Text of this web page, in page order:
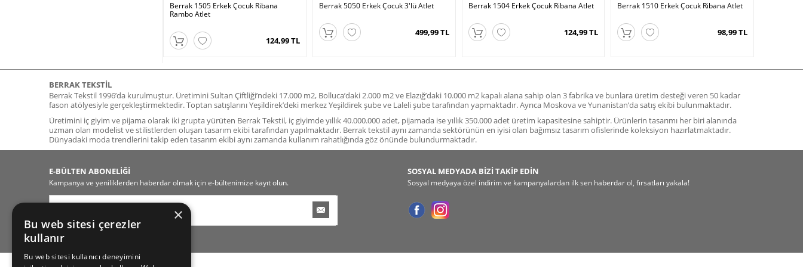
Berrak 1505 Erkek Çocuk Ribana
Rambo Atlet
124,99 TL
Berrak 5050 Erkek Çocuk 3'lü Atlet
499,99 TL
Berrak 1504 Erkek Çocuk Ribana Atlet
124,99 TL
Berrak 1510 Erkek Çocuk Ribana Atlet
98,99 TL
BERRAK TEKSTIL
Berrak Tekstil 1996’da kurulmuştur. Üretimini Sultan Çiftliği’ndeki 17.000 m2, Bolluca’daki 2.000 m2 ve Elazığ’daki 10.000 m2 kapalı alana sahip olan 3 fabrika ve bunlara üretim desteği veren 50 kadar
fason atölyesiyle gerçekleştirmektedir. Toptan satışlarını Yeşildirek’deki merkez Yeşildirek şube ve Laleli şube tarafından yapmaktadır. Ayrıca Moskova ve Yunanistan’da satış ekibi bulunmaktadır.
Üretimini iç giyim ve pijama olarak iki grupta yürüten Berrak Tekstil, iç giyimde yıllık 40.000.000 adet, pijamada ise yıllık 350.000 adet üretim kapasitesine sahiptir. Ürünlerin tasarımı her biri alanında
uzman olan modelist ve stilistlerden oluşan tasarım ekibi tarafından yapılmaktadır. Berrak tekstil aynı zamanda sektörünün en iyisi olan bağımsız tasarım ofislerinde koleksiyon hazırlatmaktadır.
Dünyadaki moda trendlerini takip eden tasarım ekibi aynı zamanda kullanım rahatlığında göz önünde bulundurmaktadır.
E-BÜLTEN ABONELİĞİ
Kampanya ve yeniliklerden haberdar olmak için e-bültenimize kayıt olun.
SOSYAL MEDYADA BİZİ TAKİP EDİN
Sosyal medyaya özel indirim ve kampanyalardan ilk sen haberdar ol, fırsatları yakala!
×
Bu web sitesi çerezler
kullanır
Bu web sitesi kullanıcı deneyimini